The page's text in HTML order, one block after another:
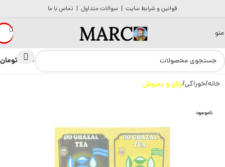
قوانین و شرایط سایت | سوالات متداول | تماس با ما
منو
0 تومان
خانه خوراکی چای و دمنوش
ناموجود